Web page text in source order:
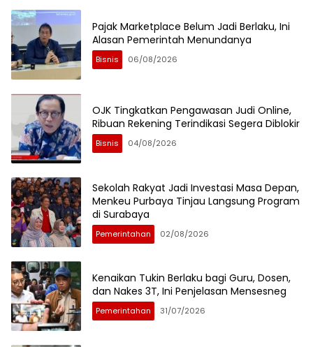
Pajak Marketplace Belum Jadi Berlaku, Ini
Alasan Pemerintah Menundanya
Bisnis 06/08/2026
OJK Tingkatkan Pengawasan Judi Online,
Ribuan Rekening Terindikasi Segera Diblokir
Bisnis 04/08/2026
Sekolah Rakyat Jadi Investasi Masa Depan,
Menkeu Purbaya Tinjau Langsung Program
di Surabaya
Pemerintahan 02/08/2026
Kenaikan Tukin Berlaku bagi Guru, Dosen,
dan Nakes 3T, Ini Penjelasan Mensesneg
Pemerintahan 31/07/2026